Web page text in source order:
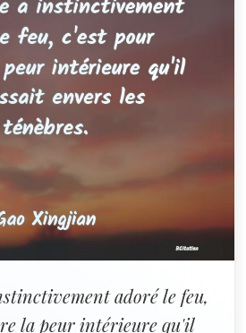
adoré le feu,
la peur intérieure qu'il